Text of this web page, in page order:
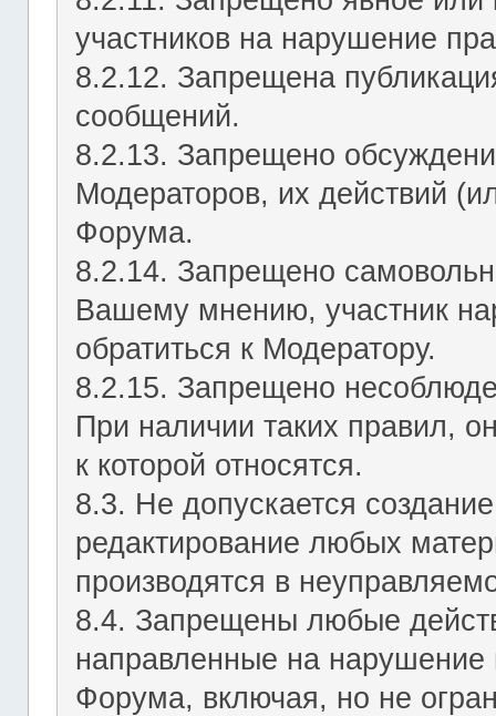
участников на нарушение
8.2.12. Запрещена
сообщений.
8.2.13. Запрещено
Модераторов, их действий
Форума.
8.2.14. Запрещено
Вашему мнению, участник
обратиться к Модератору.
8.2.15. Запрещено
При наличии таких правил,
к которой относятся.
8.3. Не допускается
редактирование любых
производятся в
8.4. Запрещены любые
направленные на
Форума, включая, но не